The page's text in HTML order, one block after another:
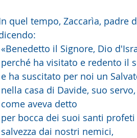
quel tempo, Zaccarìa, padre
«Benedetto il Signore, Dio
perché ha visitato e redento il
e ha suscitato per noi un
nella casa di Davide, suo servo,
come aveva detto
per bocca dei suoi santi
salvezza dai nostri nemici,